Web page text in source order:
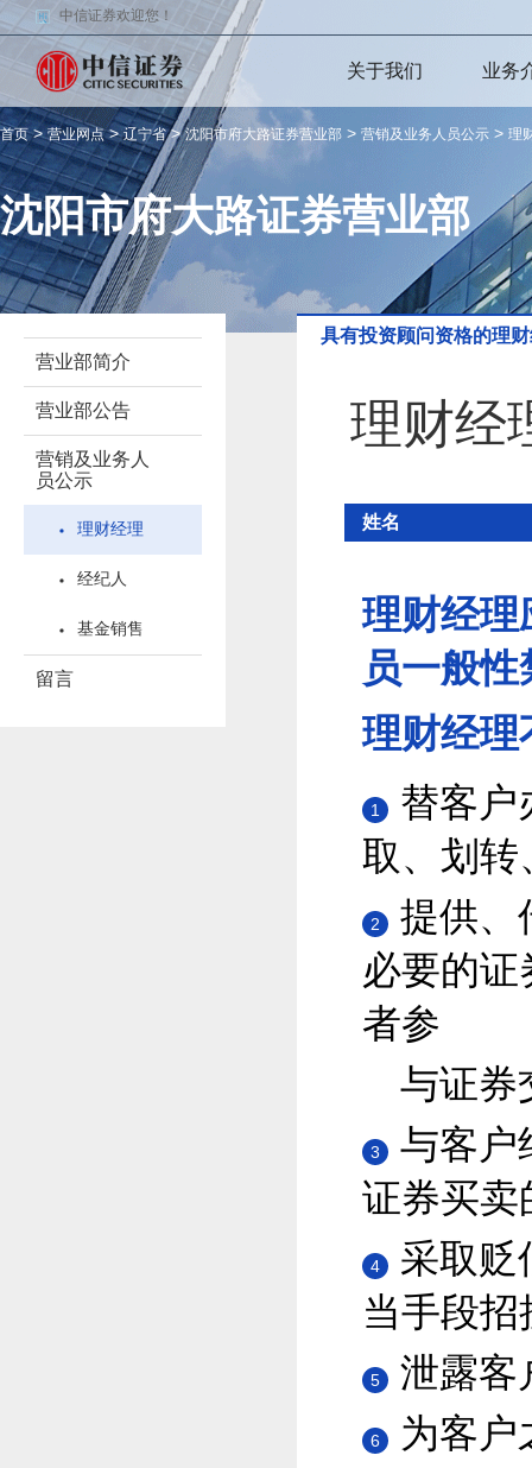
中信证券欢迎您！
关于我们 业务
首页>营业网点>辽宁省>沈阳市府大路证券营业部 > 营销及业务人员公示 > 理
沈阳市府大路证券营业部
营业部简介
营业部公告
营销及业务人
员公示
理财经理
经纪人
基金销售
留言
具有投资顾问资格的理
理财经
姓名
理财经理
员一般
理财经理
1
替客户
取、划转
2
提供、
必要的
者参
与证券
3
与客户
证券买卖
4
采取贬
当手段
5 泄露客
6 为客户